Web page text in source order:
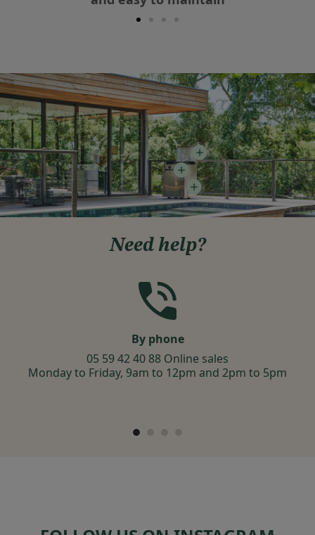
Need help?
By phone
05 59 42 40 88 Online sales
Monday to Friday, 9am to 12pm and 2pm to 5pm